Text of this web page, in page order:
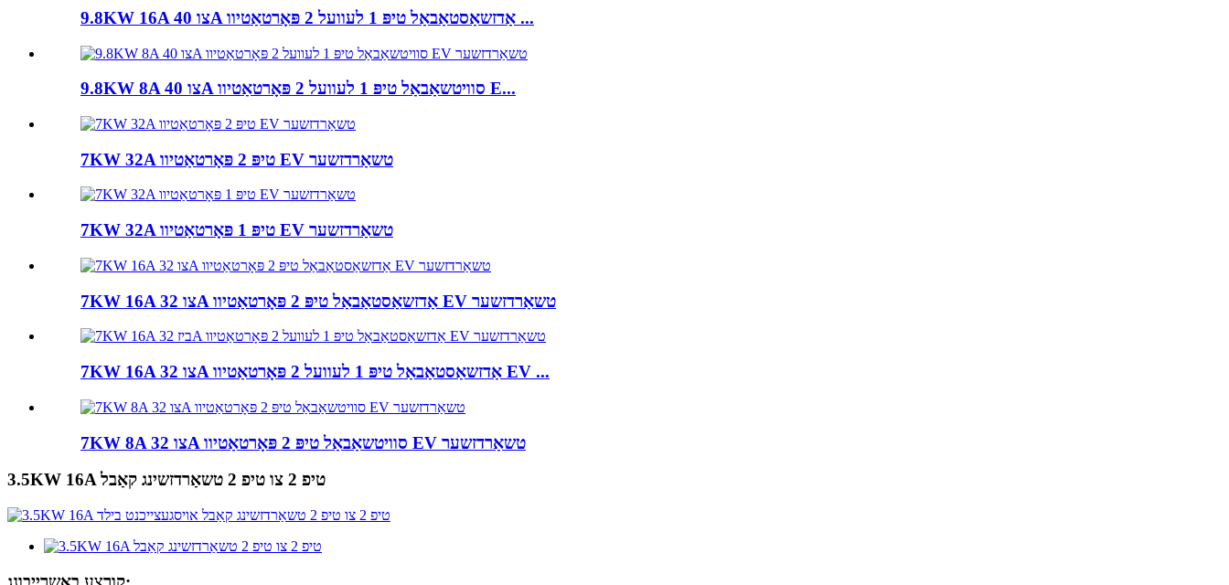
9.8KW 16A צו 40A אַדזשאַסטאַבאַל טיפּ 1 לעוועל 2 פּאָרטאַטיוו ...
9.8KW 8A צו 40A סוויטשאַבאַל טיפּ 1 לעוועל 2 פּאָרטאַטיוו E...
7KW 32A טיפּ 2 פּאָרטאַטיוו EV טשאַרדזשער
7KW 32A טיפּ 1 פּאָרטאַטיוו EV טשאַרדזשער
7KW 16A צו 32A אַדזשאַסטאַבאַל טיפּ 2 פּאָרטאַטיוו EV טשאַרדזשער
7KW 16A צו 32A אַדזשאַסטאַבאַל טיפּ 1 לעוועל 2 פּאָרטאַטיוו EV ...
7KW 8A צו 32A סוויטשאַבאַל טיפּ 2 פּאָרטאַטיוו EV טשאַרדזשער
3.5KW 16A טיפ 2 צו טיפ 2 טשאַרדזשינג קאַבל